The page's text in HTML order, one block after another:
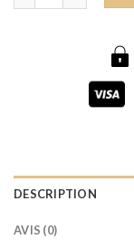
DESCRIPTION
AVIS (0)